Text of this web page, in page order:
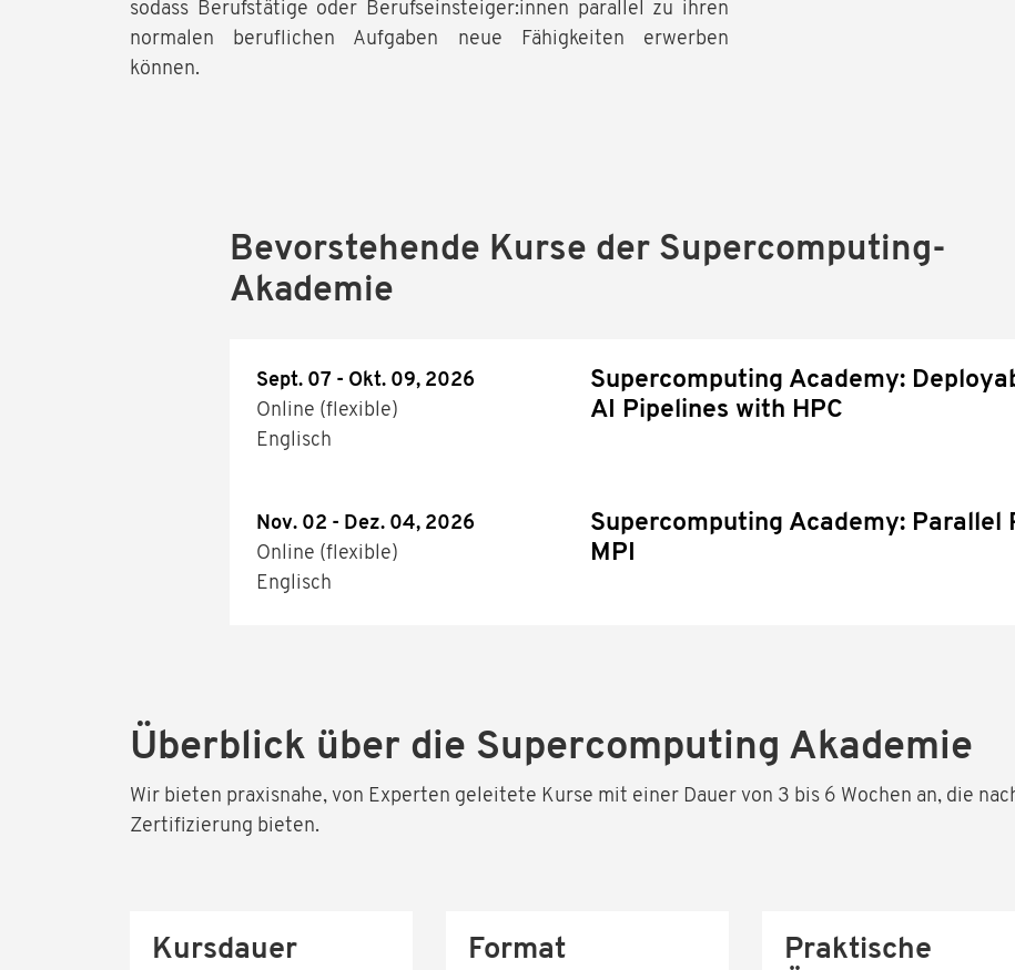
sodass Berufstätige oder Berufseinsteiger:innen parallel zu ihren
normalen beruflichen Aufgaben neue Fähigkeiten erwerben
können.
Bevorstehende Kurse der Supercomputing-
Akademie
Sept. 07 - Okt. 09, 2026
Online (flexible)
Englisch
Supercomputing Academy:
AI Pipelines with HPC
Nov. 02 - Dez. 04, 2026
Online (flexible)
Englisch
Supercomputing Academy: Parallel
MPI
Überblick über die Supercomputing Akademie
Wir bieten praxisnahe, von Experten geleitete Kurse mit einer Dauer von 3 bis 6 Wochen an, die
Zertifizierung bieten.
Kursdauer Format
Praktische